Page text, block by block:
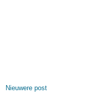
Nieuwere post